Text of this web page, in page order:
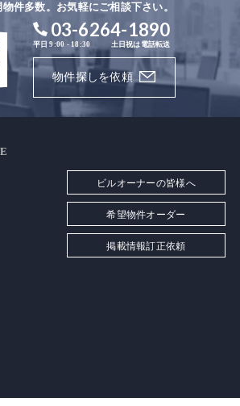
件多数。お気軽にご相談下さい。
03-6264-1890
平日 9:00 - 18:30 土日祝は電話転送
物件探しを依頼
ビルオーナーの皆様へ
希望物件オーダー
掲載情報訂正依頼